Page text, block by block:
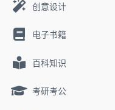
创意设计
电子书籍
百科知识
考研考公